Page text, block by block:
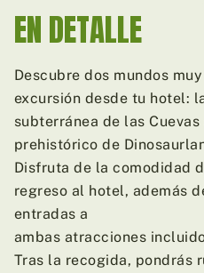
EN DETALLE
Descubre dos mundos
excursión desde tu hotel:
subterránea de las
prehistórico de
Disfruta de la comodidad
regreso al hotel, además
entradas a
ambas atracciones
Tras la recogida, pondrás